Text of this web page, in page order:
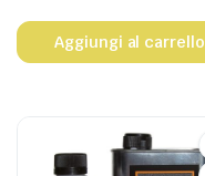
Aggiungi al carrello